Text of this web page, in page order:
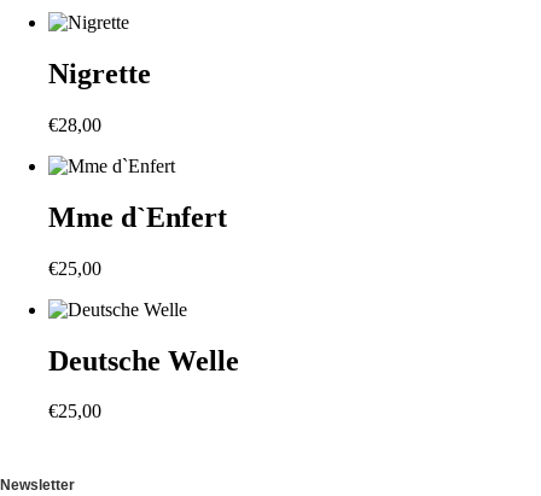
Nigrette
€28,00
Mme d`Enfert
€25,00
Deutsche Welle
€25,00
Newsletter